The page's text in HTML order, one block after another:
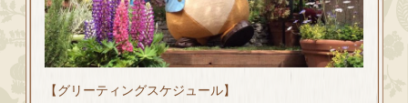
【グリーティングスケジュール】